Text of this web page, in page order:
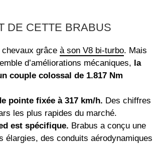
DE CETTE BRABUS
chevaux grâce à son V8 bi-turbo. Mais
d’améliorations mécaniques, la
couple colossal de 1.817 Nm
pointe fixée à 317 km/h. Des chiffres
les plus rapides du marché.
est spécifique. Brabus a conçu une
élargies, des conduits aérodynamiques